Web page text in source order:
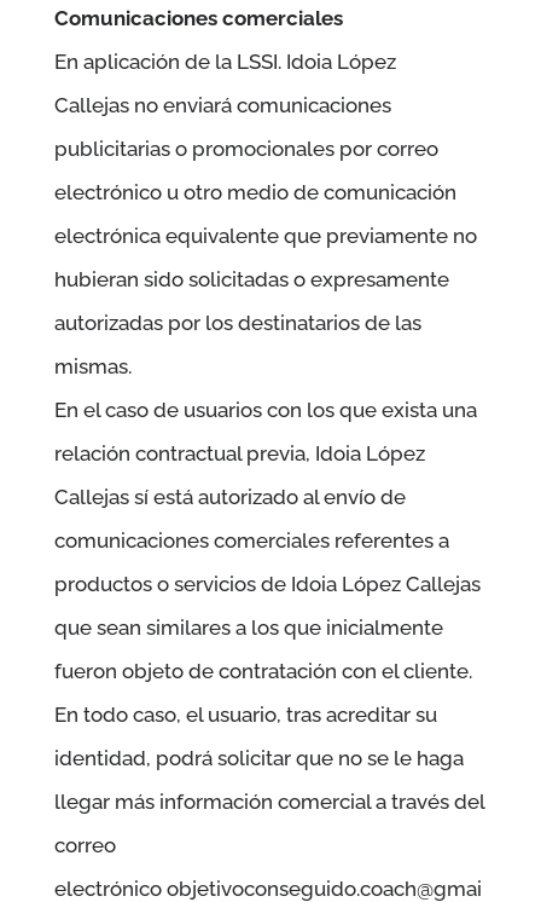
Comunicaciones comerciales
En aplicación de la LSSI. Idoia López
Callejas no enviará comunicaciones
publicitarias o promocionales por correo
electrónico u otro medio de comunicación
electrónica equivalente que previamente no
hubieran sido solicitadas o expresamente
autorizadas por los destinatarios de las
mismas.
En el caso de usuarios con los que exista una
relación contractual previa, Idoia López
Callejassí está autorizado al envío de
comunicaciones comerciales referentes a
productos o servicios de Idoia López Callejas
que sean similares a los que inicialmente
fueron objeto de contratación con el cliente.
En todo caso, el usuario, tras acreditar su
identidad, podrá solicitar que no se le haga
llegar más información comercial a través del
correo
electrónico objetivoconseguido.coach@gmai